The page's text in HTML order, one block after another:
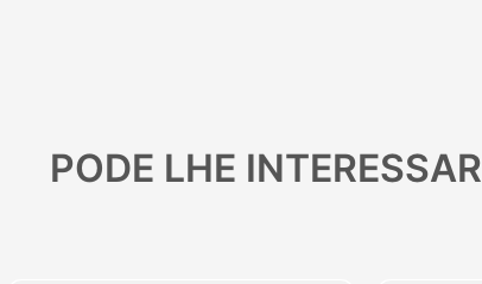
PODE LHE INTERESSAR